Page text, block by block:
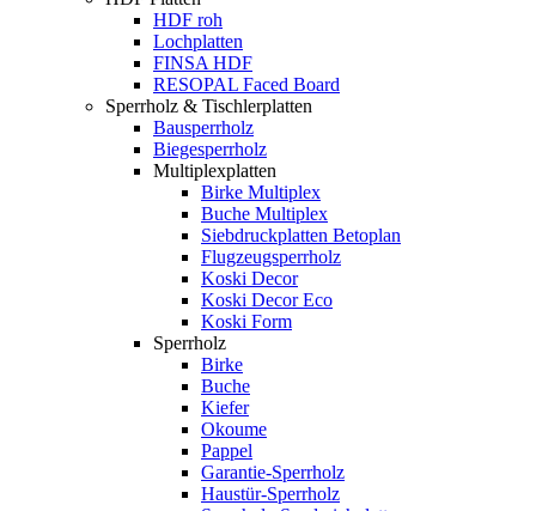
HDF roh
Lochplatten
FINSA HDF
RESOPAL Faced Board
Sperrholz & Tischlerplatten
Bausperrholz
Biegesperrholz
Multiplexplatten
Birke Multiplex
Buche Multiplex
Siebdruckplatten Betoplan
Flugzeugsperrholz
Koski Decor
Koski Decor Eco
Koski Form
Sperrholz
Birke
Buche
Kiefer
Okoume
Pappel
Garantie-Sperrholz
Haustür-Sperrholz